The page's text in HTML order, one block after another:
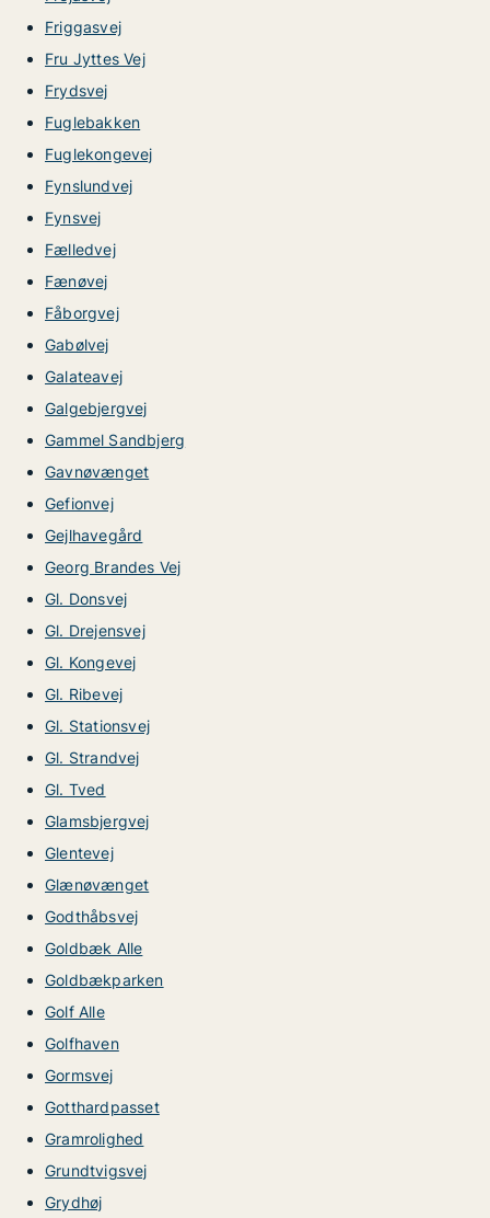
Friggasvej
Fru Jyttes Vej
Frydsvej
Fuglebakken
Fuglekongevej
Fynslundvej
Fynsvej
Fælledvej
Fænøvej
Fåborgvej
Gabølvej
Galateavej
Galgebjergvej
Gammel Sandbjerg
Gavnøvænget
Gefionvej
Gejlhavegård
Georg Brandes Vej
Gl. Donsvej
Gl. Drejensvej
Gl. Kongevej
Gl. Ribevej
Gl. Stationsvej
Gl. Strandvej
Gl. Tved
Glamsbjergvej
Glentevej
Glænøvænget
Godthåbsvej
Goldbæk Alle
Goldbækparken
Golf Alle
Golfhaven
Gormsvej
Gotthardpasset
Gramrolighed
Grundtvigsvej
Grydhøj